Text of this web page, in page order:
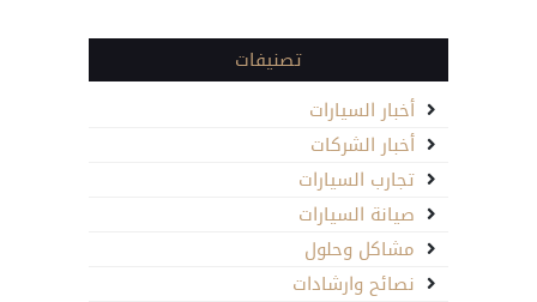
تصنيفات
أخبار السيارات
أخبار الشركات
تجارب السيارات
صيانة السيارات
مشاكل وحلول
نصائح وارشادات